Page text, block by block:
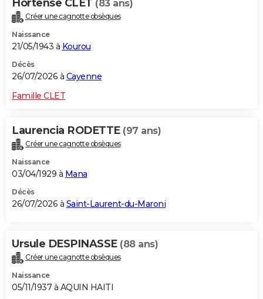
Hortense CLET (83 ans)
Créer une cagnotte obsèques
Naissance
21/05/1943 à Kourou
Décès
26/07/2026 à Cayenne
Famille CLET
Laurencia RODETTE (97 ans)
Créer une cagnotte obsèques
Naissance
03/04/1929 à Mana
Décès
26/07/2026 à Saint-Laurent-du-Maroni
Ursule DESPINASSE (88 ans)
Créer une cagnotte obsèques
Naissance
05/11/1937 à AQUIN HAITI